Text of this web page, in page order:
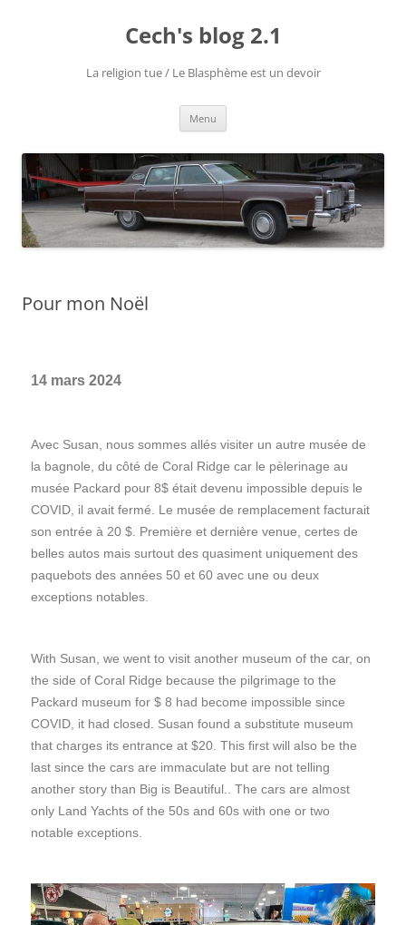
Cech's blog 2.1
La religion tue / Le Blasphème est un devoir
Menu
Pour mon Noël
14 mars 2024
Avec Susan, nous sommes allés visiter un autre musée de
la bagnole, du côté de Coral Ridge car le pèlerinage au
musée Packard pour 8$ était devenu impossible depuis le
COVID, il avait fermé. Le musée de remplacement facturait
son entrée à 20 $. Première et dernière venue, certes de
belles autos mais surtout des quasiment uniquement des
paquebots des années 50 et 60 avec une ou deux
exceptions notables.
With Susan, we went to visit another museum of the car, on
the side of Coral Ridge because the pilgrimage to the
Packard museum for $ 8 had become impossible since
COVID, it had closed. Susan found a substitute museum
that charges its entrance at $20. This first will also be the
last since the cars are immaculate but are not telling
another story than Big is Beautiful.. The cars are almost
only Land Yachts of the 50s and 60s with one or two
notable exceptions.